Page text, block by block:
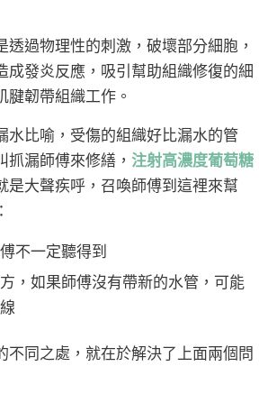
透過物理性的刺激，破壞部分細胞，
成發炎反應，吸引幫助組織修復的細
腱韌帶組織工作。
水比喻，受傷的組織好比漏水的管
漏師傅來修繕， 注射高濃度葡萄糖
是大聲疾呼，召喚師傅到這裡來幫
不一定聽得到
，如果師傅沒有帶新的水管，可能
不同之處，就在於解決了上面兩個問